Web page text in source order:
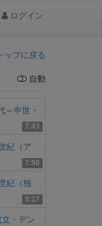
ログイン
ップに戻る
自動
7:43
～中世・
7:50
紀（ア
5:17
紀（独
・デン